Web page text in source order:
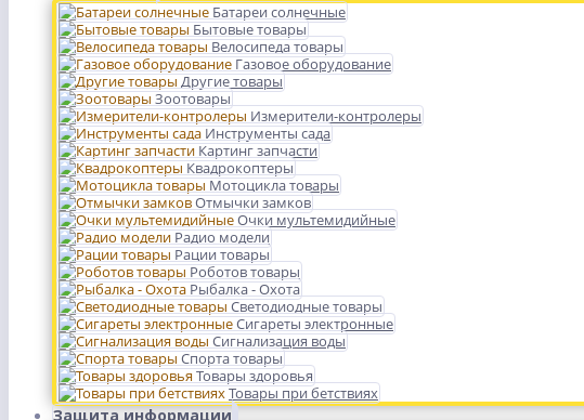
Батареи солнечные
Бытовые товары
Велосипеда товары
Газовое оборудование
Другие товары
Зоотовары
Измерители-контролеры
Инструменты сада
Картинг запчасти
Квадрокоптеры
Мотоцикла товары
Отмычки замков
Очки мультемидийные
Радио модели
Рации товары
Роботов товары
Рыбалка - Охота
Светодиодные товары
Сигареты электронные
Сигнализация воды
Спорта товары
Товары здоровья
Товары при бетствиях
Защита информации